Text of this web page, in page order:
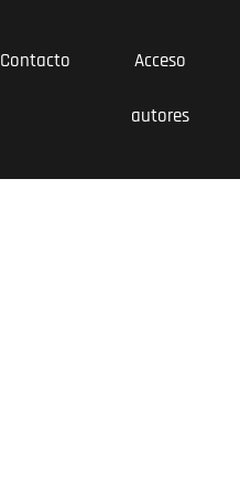
Contacto Acceso
autores